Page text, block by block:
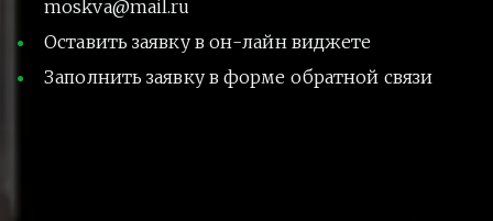
moskva@mail.ru
Оставить заявку в он-лайн виджете
Заполнить заявку в форме обратной связи